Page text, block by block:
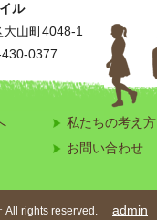
ル
山町4048-1
0377
私たちの考え方
お問い合わせ
rights reserved. admin